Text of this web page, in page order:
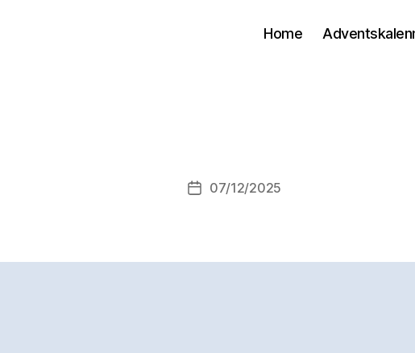
Home
Post07/12/2025